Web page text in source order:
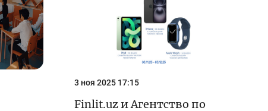
Новости finlit.uz
Проекты в СМИ
Учебные материалы
услуги
3 ноя 2025 17:15
Finlit.uz и Агентство по